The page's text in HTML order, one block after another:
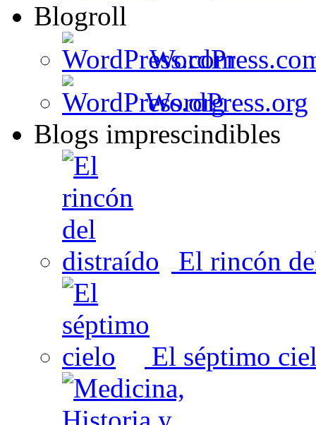
Blogroll
WordPress.org
Blogs imprescindibles
El rincón
El séptimo